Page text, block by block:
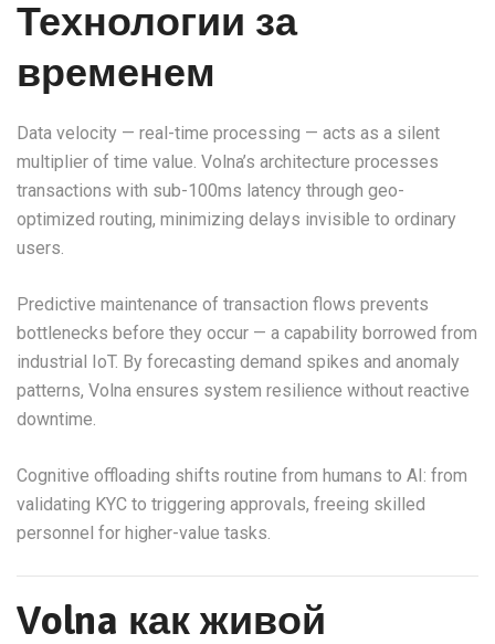
Технологии за
временем
Data velocity — real-time processing — acts as a silent
multiplier of time value. Volna’s architecture processes
transactions with sub-100ms latency through geo-
optimized routing, minimizing delays invisible to ordinary
users.
Predictive maintenance of transaction flows prevents
bottlenecks before they occur — a capability borrowed from
industrial IoT. By forecasting demand spikes and anomaly
patterns, Volna ensures system resilience without reactive
downtime.
Cognitive offloading shifts routine from humans to AI: from
validating KYC to triggering approvals, freeing skilled
personnel for higher-value tasks.
Volna как живой